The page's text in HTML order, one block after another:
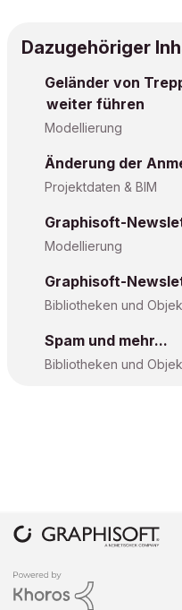
Dazugehöriger
Geländer von
weiter führen
Modellierung
Änderung der
Projektdaten & BIM
Graphisoft-
Modellierung
Graphisoft-
Bibliotheken und
Spam und mehr...
Bibliotheken und